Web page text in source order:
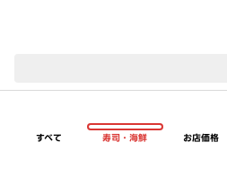
すべて 寿司・海鮮 お店価格